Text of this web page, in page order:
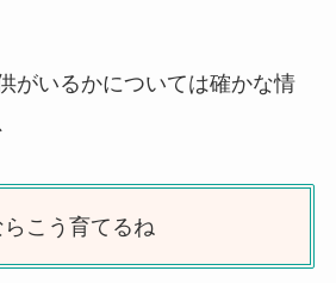
がいるかについては確かな情
こう育てるね